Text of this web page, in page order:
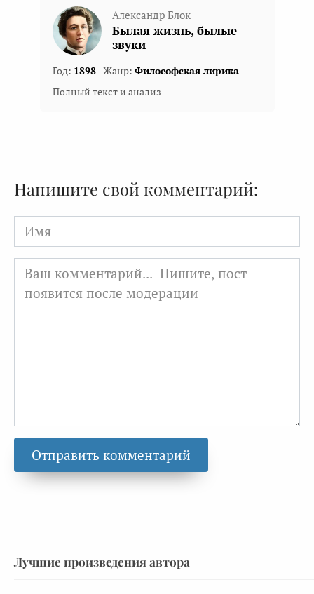
Александр Блок
Былая жизнь, былые
звуки
Год: 1898 Жанр: Философская лирика
Полный текст и анализ
Напишите свой комментарий:
Имя
Лучшие произведения автора